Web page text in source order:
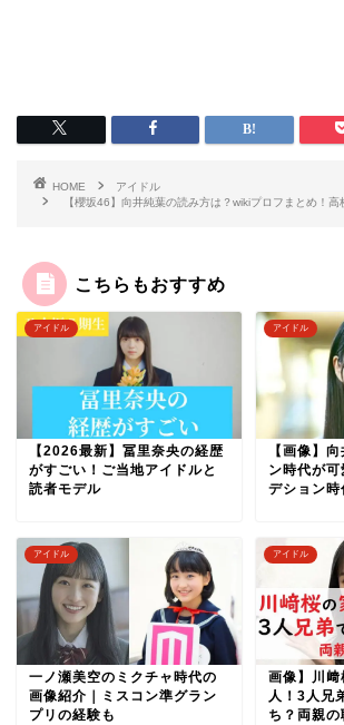
HOME
アイドル
【櫻坂46】向井純葉の読み方は？wikiプロフまとめ！高
こちらもおすすめ
アイドル
【2026最新】冨里奈央の経歴
がすごい！ご当地アイドルと
読者モデル
アイドル
【画像】
ン時代が
デション時
アイドル
一ノ瀬美空のミクチャ時代の
画像紹介｜ミスコン準グラン
プリの経験も
アイドル
画像】川
人！3人兄
ち？両親の